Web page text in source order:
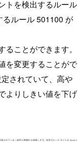
トを検出するルール
ルール 501100 が
ことができます。
を変更することがで
されていて、高や
よりしきい値を下げ